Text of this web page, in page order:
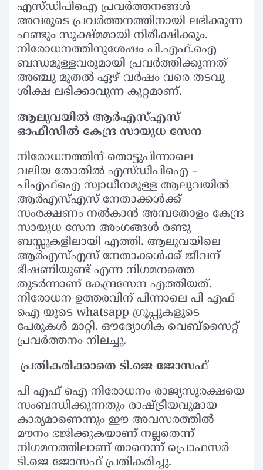
എസ്ഡിപിഐ പ്രവർത്തനങ്ങൾ
അവരുടെ പ്രവർത്തനത്തിനായി ലഭിക്കുന്ന
ഫണ്ടും സൂക്ഷ്മമായി നിരീക്ഷിക്കും.
നിരോധനത്തിനുശേഷം പി.എഫ്.ഐ
ബന്ധമുള്ളവരുമായി പ്രവർത്തിക്കുന്നത്
അഞ്ചു മുതൽ ഏഴ് വർഷം വരെ തടവു
ശിക്ഷ ലഭിക്കാവുന്ന കുറ്റമാണ്.
ആലുവയിൽ ആർഎസ്എസ്
ഓഫീസിൽ കേന്ദ്ര സായുധ സേന
നിരോധനത്തിന് തൊട്ടുപിന്നാലെ
വലിയ തോതിൽ എസ്ഡിപിഐ –
പിഎഫ്ഐ സ്വാധീനമുള്ള ആലുവയിൽ
ആർഎസ്എസ് നേതാക്കൾക്ക്
സംരക്ഷണം നൽകാൻ അമ്പതോളം കേന്ദ്ര
സായുധ സേന അംഗങ്ങൾ രണ്ടു
ബസ്സുകളിലായി എത്തി. ആലുവയിലെ
ആർഎസ്എസ് നേതാക്കൾക്ക് ജീവന്
ഭീഷണിയുണ്ട് എന്ന നിഗമനത്തെ
തുടർന്നാണ് കേന്ദ്രസേന എത്തിയത്.
നിരോധന ഉത്തരവിന് പിന്നാലെ പി എഫ്
ഐ യുടെ whatsapp ഗ്രൂപ്പുകളുടെ
പേരുകൾ മാറ്റി. ഔദ്യോഗിക വെബ്സൈറ്റ്
പ്രവർത്തനം നിലച്ചു.
പ്രതികരിക്കാതെ ടി.ജെ ജോസഫ്
പി എഫ് ഐ നിരോധനം രാജ്യസുരക്ഷയെ
സംബന്ധിക്കുന്നതും രാഷ്ട്രീയവുമായ
കാര്യമാണെന്നും ഈ അവസരത്തിൽ
മൗനം ഭജിക്കുകയാണ് നല്ലതെന്ന്
നിഗമനത്തിലാണ് താനെന്ന് പ്രൊഫസർ
ടി.ജെ ജോസഫ് പ്രതികരിച്ചു.